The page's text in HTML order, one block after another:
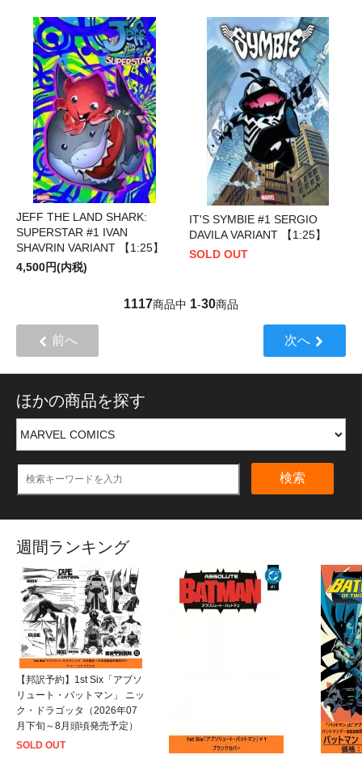
JEFF THE LAND SHARK:
SUPERSTAR #1 IVAN
SHAVRIN VARIANT 【1:25】
4,500円(内税)
IT'S SYMBIE #1 SERGIO
DAVILA VARIANT 【1:25】
SOLD OUT
1117商品中 1-30商品
前へ 次へ
ほかの商品を探す
検索
週間ランキング
【邦訳予約】1st Six「アブソ
リュート・バットマン」 ニッ
ク・ドラゴッタ（2026年07
月下旬～8月頭頃発売予定）
SOLD OUT